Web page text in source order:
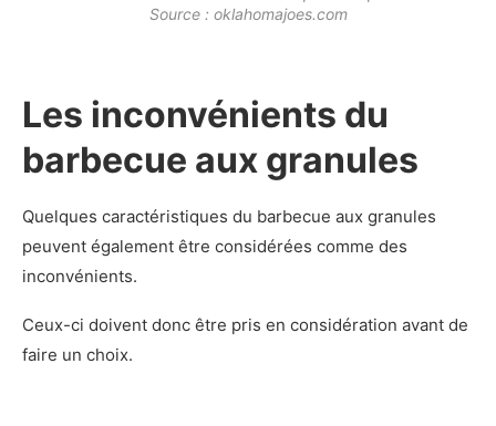
Source : oklahomajoes.com
Les inconvénients du
barbecue aux granules
Quelques caractéristiques du barbecue aux granules
peuvent également être considérées comme des
inconvénients.
Ceux-ci doivent donc être pris en considération avant de
faire un choix.